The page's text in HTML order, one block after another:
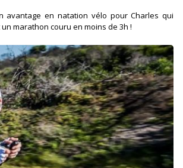
avantage en natation vélo pour Charles qui
marathon couru en moins de 3h !